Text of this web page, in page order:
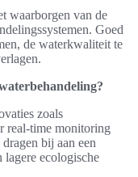
waarborgen van de
Goed
de waterkwaliteit te
zoals
real-time monitoring
bij aan een
lagere ecologische